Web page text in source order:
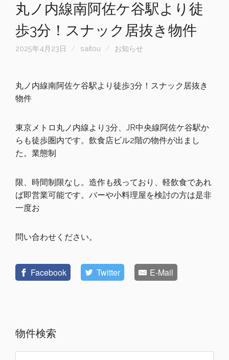
丸ノ内線南阿佐ケ谷駅より徒
歩3分！スナック居抜き物件
2025年4月23日 saitou お知らせ
丸ノ内線南阿佐ケ谷駅より徒歩3分！スナック居抜き
物件
東京メトロ丸ノ内線より3分、JR中央線阿佐ケ谷駅か
らも徒歩圏内です。飲食店ビル2階の物件が出まし
た。業態制
限、時間制限なし。造作も残っており、軽飲食であれ
ば即営業可能です。バーや小料理屋を検討の方は是非
一度お
問い合わせください。
Facebook Twitter E-Mail
物件検索